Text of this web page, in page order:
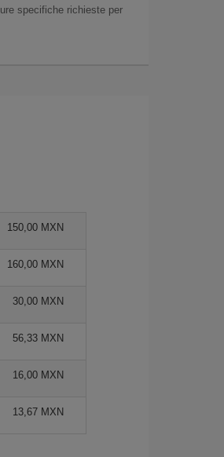
specifiche richieste per
150,00 MXN
160,00 MXN
30,00 MXN
56,33 MXN
16,00 MXN
13,67 MXN